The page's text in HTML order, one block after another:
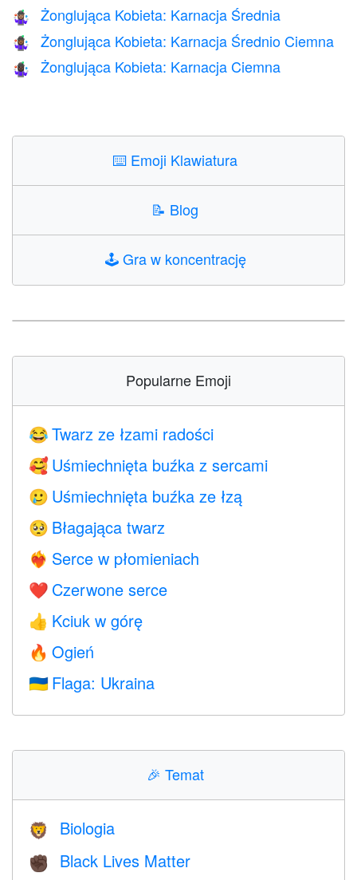
🤹🏽‍♀️ Żonglująca Kobieta: Karnacja Średnia
🤹🏾‍♀️ Żonglująca Kobieta: Karnacja Średnio Ciemna
🤹🏿‍♀️ Żonglująca Kobieta: Karnacja Ciemna
⌨️ Emoji Klawiatura
📝 Blog
🕹️Gra w koncentrację
Popularne Emoji
😂 Twarz ze łzami radości
🥰 Uśmiechnięta buźka z sercami
🥲 Uśmiechnięta buźka ze łzą
🥺 Błagająca twarz
❤️‍🔥 Serce w płomieniach
❤️ Czerwone serce
👍 Kciuk w górę
🔥 Ogień
🇺🇦 Flaga: Ukraina
🎉 Temat
🦁 Biologia
✊🏿 Black Lives Matter